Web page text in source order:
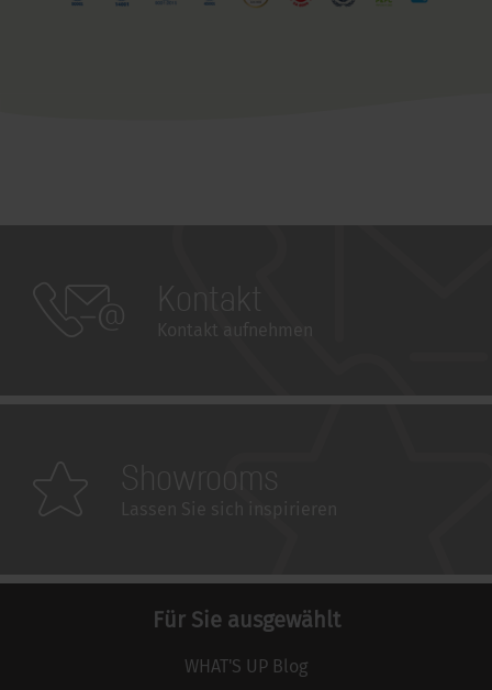
Für Sie ausgewählt
WHAT'S UP Blog